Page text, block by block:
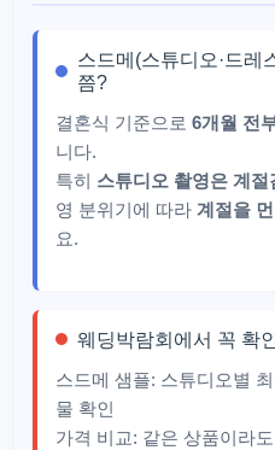
스드메(스튜디오·드레
쯤?
결혼식 기준으로 6개월 전
니다.
특히 스튜디오 촬영은 계절
영 분위기에 따라 계절을
요.
웨딩박람회에서 꼭 확
스드메 샘플: 스튜디오별
물 확인
가격 비교: 같은 상품이라